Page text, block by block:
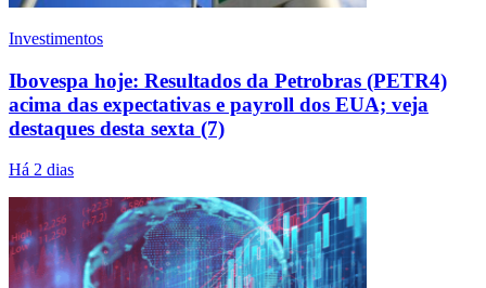
Investimentos
Ibovespa hoje: Resultados da Petrobras (PETR4)
acima das expectativas e payroll dos EUA; veja
destaques desta sexta (7)
Há 2 dias